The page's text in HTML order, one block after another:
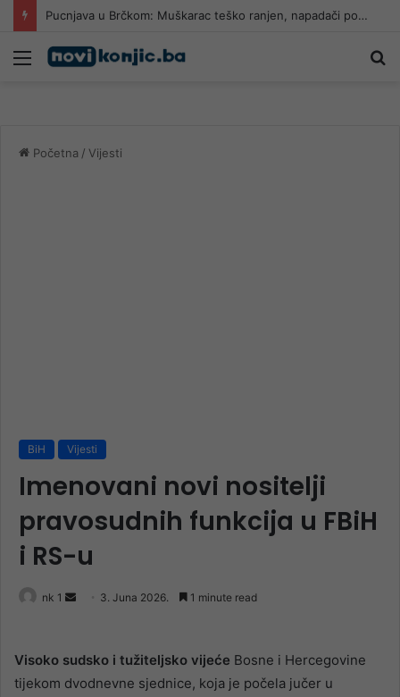
Pucnjava u Brčkom: Muškarac teško ranjen, napadači pobjegli na motociklima
Meni
Početna / Vijesti
BiH Vijesti
Imenovani novi nositelji
pravosudnih funkcija u FBiH
i RS-u
nk 1
Send 3. Juna 2026. 1 minute read
Visoko sudsko i tužiteljsko vijeće Bosne i Hercegovine
tijekom dvodnevne sjednice, koja je počela jučer u